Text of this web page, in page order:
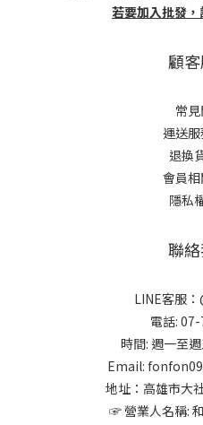
若要加入批發
顧
常
運送
退換
會員
隱私
聯
LINE客服
電話:
時間: 週一至
Email:
地址：高雄市大
☞ 營業人名稱: